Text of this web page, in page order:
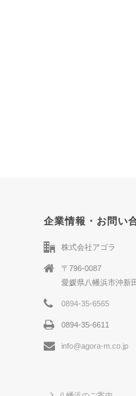
企業情報・お問い
株式会社アゴラ
〒796-0087
愛媛県八幡浜市沖新
0894-35-6565
0894-35-6611
info@agora-m.co.jp